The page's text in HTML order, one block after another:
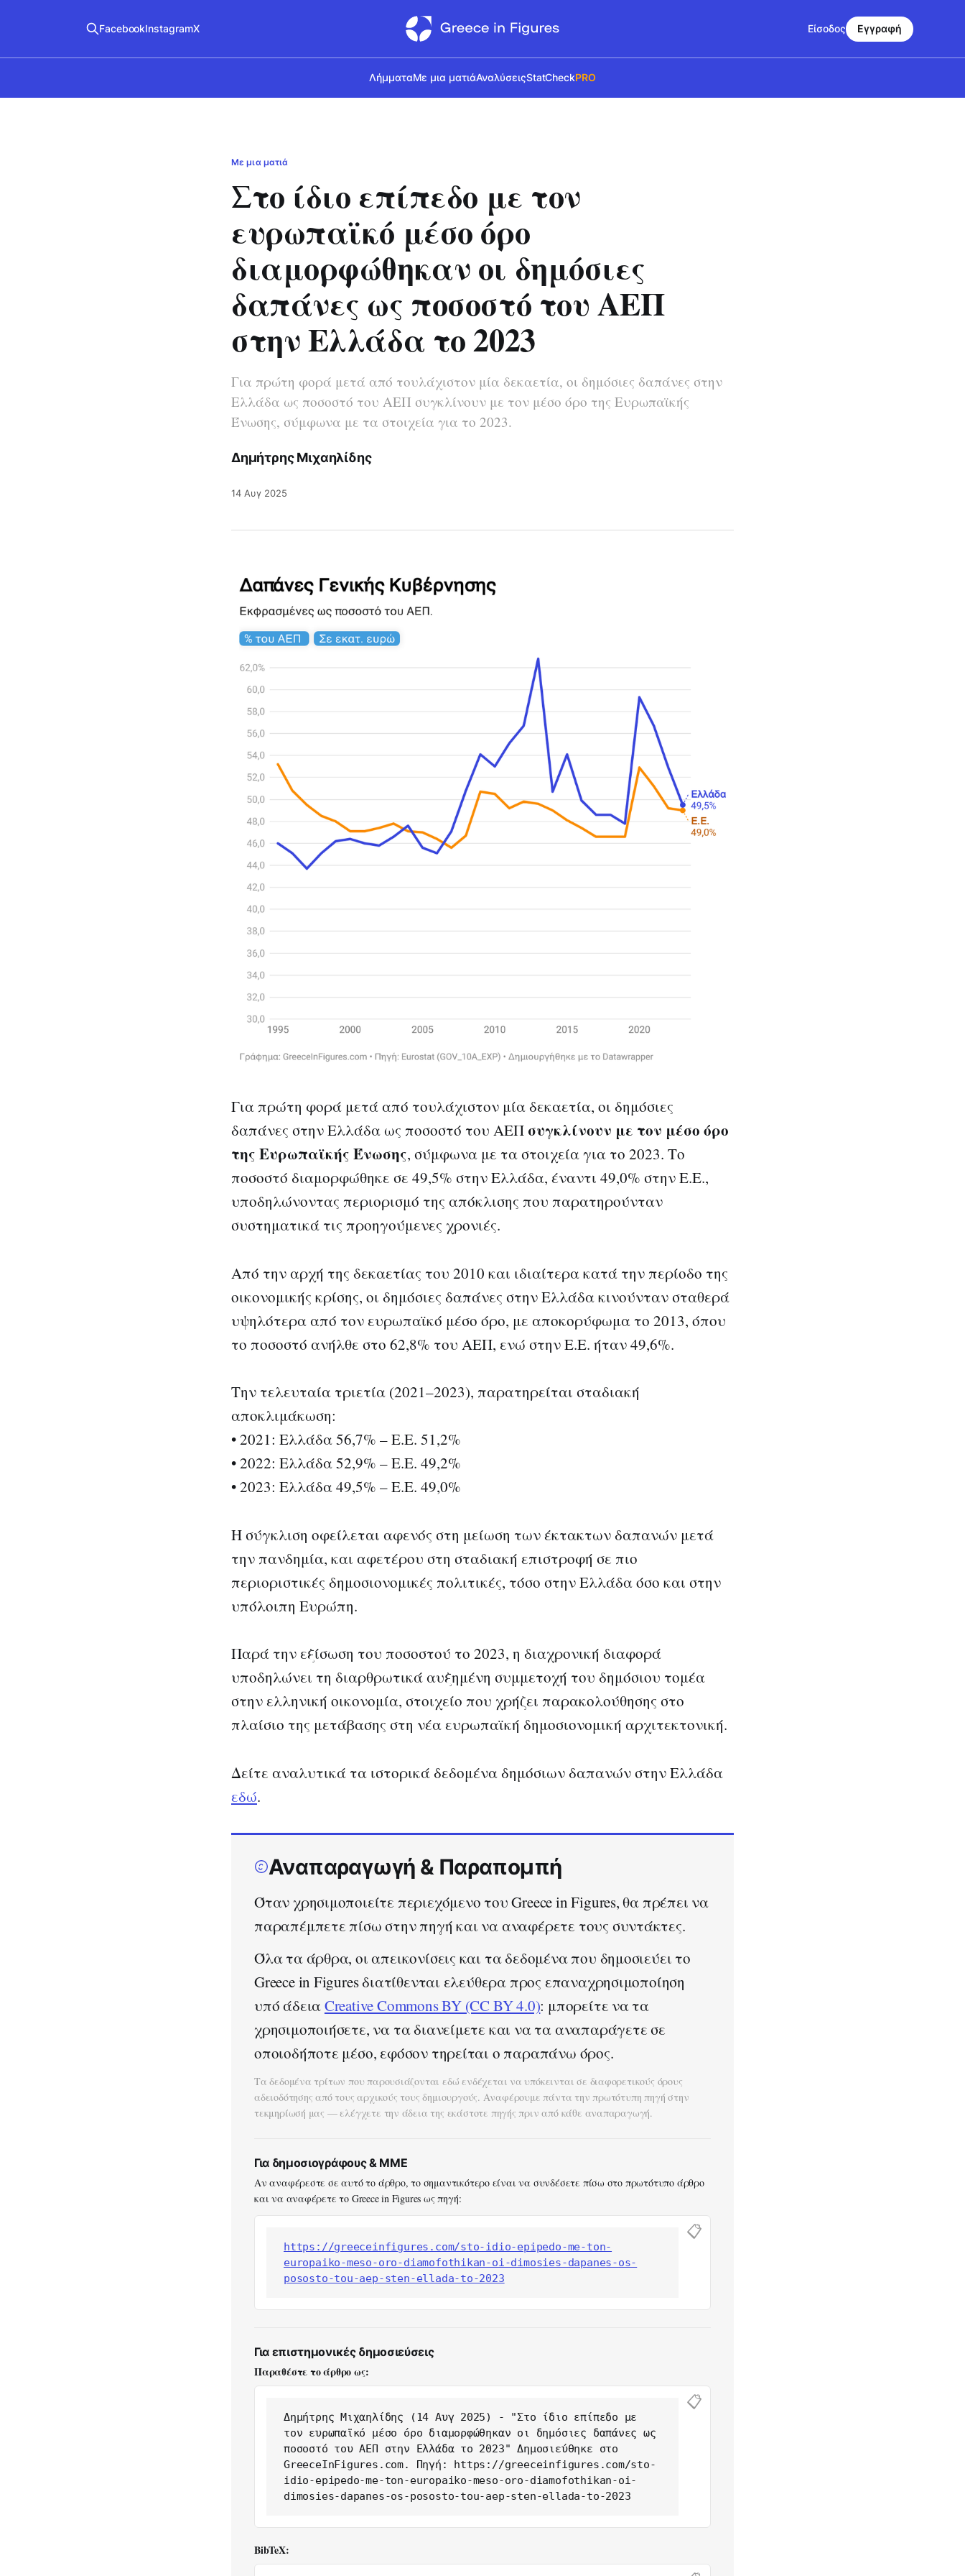
ΛήμματαΜε μια ματιάΑναλύσειςStatCheckPRO
FacebookInstagramX Είσοδος Εγγραφή
Με μια ματιά
Στο ίδιο επίπεδο με τον
ευρωπαϊκό μέσο όρο
διαμορφώθηκαν οι δημόσιες
δαπάνες ως ποσοστό του ΑΕΠ
στην Ελλάδα το 2023
Για πρώτη φορά μετά από τουλάχιστον μία δεκαετία, οι δημόσιες δαπάνες στην
Ελλάδα ως ποσοστό του ΑΕΠ συγκλίνουν με τον μέσο όρο της Ευρωπαϊκής
Ένωσης, σύμφωνα με τα στοιχεία για το 2023.
Δημήτρης Μιχαηλίδης
14 Αυγ 2025
Για πρώτη φορά μετά από τουλάχιστον μία δεκαετία, οι δημόσιες
δαπάνες στην Ελλάδα ως ποσοστό του ΑΕΠ συγκλίνουν με τον μέσο όρο
της Ευρωπαϊκής Ένωσης, σύμφωνα με τα στοιχεία για το 2023. Το
ποσοστό διαμορφώθηκε σε 49,5% στην Ελλάδα, έναντι 49,0% στην Ε.Ε.,
υποδηλώνοντας περιορισμό της απόκλισης που παρατηρούνταν
συστηματικά τις προηγούμενες χρονιές.
Από την αρχή της δεκαετίας του 2010 και ιδιαίτερα κατά την περίοδο της
οικονομικής κρίσης, οι δημόσιες δαπάνες στην Ελλάδα κινούνταν σταθερά
υψηλότερα από τον ευρωπαϊκό μέσο όρο, με αποκορύφωμα το 2013, όπου
το ποσοστό ανήλθε στο 62,8% του ΑΕΠ, ενώ στην Ε.Ε. ήταν 49,6%.
Την τελευταία τριετία (2021–2023), παρατηρείται σταδιακή
αποκλιμάκωση:
• 2021: Ελλάδα 56,7% – Ε.Ε. 51,2%
• 2022: Ελλάδα 52,9% – Ε.Ε. 49,2%
• 2023: Ελλάδα 49,5% – Ε.Ε. 49,0%
Η σύγκλιση οφείλεται αφενός στη μείωση των έκτακτων δαπανών μετά
την πανδημία, και αφετέρου στη σταδιακή επιστροφή σε πιο
περιοριστικές δημοσιονομικές πολιτικές, τόσο στην Ελλάδα όσο και στην
υπόλοιπη Ευρώπη.
Παρά την εξίσωση του ποσοστού το 2023, η διαχρονική διαφορά
υποδηλώνει τη διαρθρωτικά αυξημένη συμμετοχή του δημόσιου τομέα
στην ελληνική οικονομία, στοιχείο που χρήζει παρακολούθησης στο
πλαίσιο της μετάβασης στη νέα ευρωπαϊκή δημοσιονομική αρχιτεκτονική.
Δείτε αναλυτικά τα ιστορικά δεδομένα δημόσιων δαπανών στην Ελλάδα
εδώ.
Αναπαραγωγή & Παραπομπή
Όταν χρησιμοποιείτε περιεχόμενο του Greece in Figures, θα πρέπει να
παραπέμπετε πίσω στην πηγή και να αναφέρετε τους συντάκτες.
Όλα τα άρθρα, οι απεικονίσεις και τα δεδομένα που δημοσιεύει το
Greece in Figures διατίθενται ελεύθερα προς επαναχρησιμοποίηση
υπό άδειαCreative Commons BY (CC BY 4.0): μπορείτε να τα
χρησιμοποιήσετε, να τα διανείμετε και να τα αναπαράγετε σε
οποιοδήποτε μέσο, εφόσον τηρείται ο παραπάνω όρος.
Τα δεδομένα τρίτων που παρουσιάζονται εδώ ενδέχεται να υπόκεινται σε διαφορετικούς όρους
αδειοδότησης από τους αρχικούς τους δημιουργούς. Αναφέρουμε πάντα την πρωτότυπη πηγή στην
τεκμηρίωσή μας — ελέγχετε την άδεια της εκάστοτε πηγής πριν από κάθε αναπαραγωγή.
Για δημοσιογράφους & ΜΜΕ
Αν αναφέρεστε σε αυτό το άρθρο, το σημαντικότερο είναι να συνδέσετε πίσω στο πρωτότυπο άρθρο
και να αναφέρετε το Greece in Figures ως πηγή:
https://greeceinfigures.com/sto-idio-epipedo-me-ton-
europaiko-meso-oro-diamofothikan-oi-dimosies-dapanes-os-
pososto-tou-aep-sten-ellada-to-2023
📋
Για επιστημονικές δημοσιεύσεις
Παραθέστε το άρθρο ως:
Δημήτρης Μιχαηλίδης (14 Αυγ 2025) - "Στο ίδιο επίπεδο με
τον ευρωπαϊκό μέσο όρο διαμορφώθηκαν οι δημόσιες δαπάνες ως
ποσοστό του ΑΕΠ στην Ελλάδα το 2023" Δημοσιεύθηκε στο
GreeceInFigures.com. Πηγή: https://greeceinfigures.com/sto-
idio-epipedo-me-ton-europaiko-meso-oro-diamofothikan-oi-
dimosies-dapanes-os-pososto-tou-aep-sten-ellada-to-2023
📋
BibTeX: